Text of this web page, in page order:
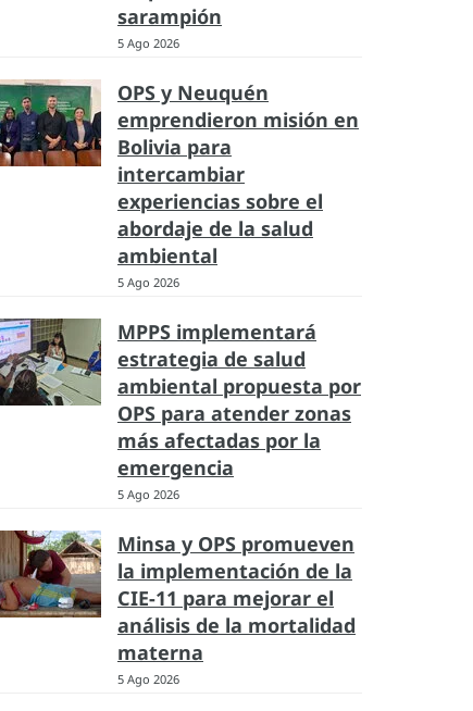
sarampión
5 Ago 2026
OPS y Neuquén
emprendieron misión en
Bolivia para
intercambiar
experiencias sobre el
abordaje de la salud
ambiental
5 Ago 2026
MPPS implementará
estrategia de salud
ambiental propuesta por
OPS para atender zonas
más afectadas por la
emergencia
5 Ago 2026
Minsa y OPS promueven
la implementación de la
CIE-11 para mejorar el
análisis de la mortalidad
materna
5 Ago 2026